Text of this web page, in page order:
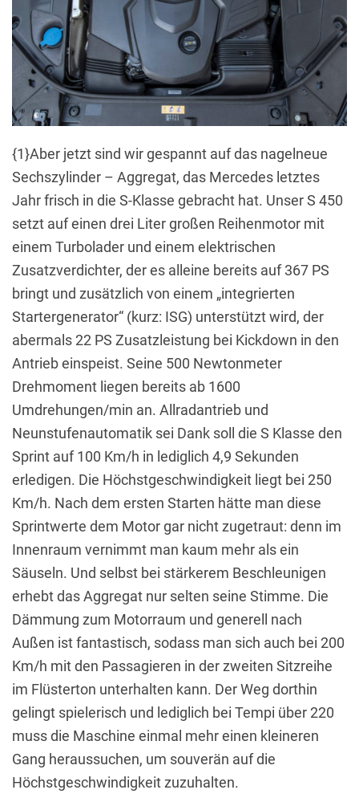
{1}Aber jetzt sind wir gespannt auf das nagelneue
Sechszylinder – Aggregat, das Mercedes letztes
Jahr frisch in die S-Klasse gebracht hat. Unser S 450
setzt auf einen drei Liter großen Reihenmotor mit
einem Turbolader und einem elektrischen
Zusatzverdichter, der es alleine bereits auf 367 PS
bringt und zusätzlich von einem „integrierten
Startergenerator“ (kurz: ISG) unterstützt wird, der
abermals 22 PS Zusatzleistung bei Kickdown in den
Antrieb einspeist. Seine 500 Newtonmeter
Drehmoment liegen bereits ab 1600
Umdrehungen/min an. Allradantrieb und
Neunstufenautomatik sei Dank soll die S Klasse den
Sprint auf 100 Km/h in lediglich 4,9 Sekunden
erledigen. Die Höchstgeschwindigkeit liegt bei 250
Km/h. Nach dem ersten Starten hätte man diese
Sprintwerte dem Motor gar nicht zugetraut: denn im
Innenraum vernimmt man kaum mehr als ein
Säuseln. Und selbst bei stärkerem Beschleunigen
erhebt das Aggregat nur selten seine Stimme. Die
Dämmung zum Motorraum und generell nach
Außen ist fantastisch, sodass man sich auch bei 200
Km/h mit den Passagieren in der zweiten Sitzreihe
im Flüsterton unterhalten kann. Der Weg dorthin
gelingt spielerisch und lediglich bei Tempi über 220
muss die Maschine einmal mehr einen kleineren
Gang heraussuchen, um souverän auf die
Höchstgeschwindigkeit zuzuhalten.